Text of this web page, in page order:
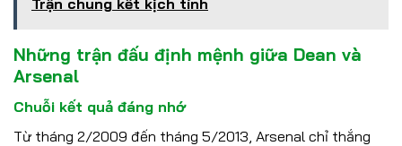
Trận chung kết kịch tính
Những trận đấu định mệnh giữa Dean và
Arsenal
Chuỗi kết quả đáng nhớ
Từ tháng 2/2009 đến tháng 5/2013, Arsenal chỉ thắng